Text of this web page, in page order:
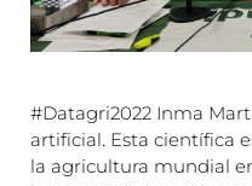
#Datagri2022 Inma
artificial. Esta científica
la agricultura mundial